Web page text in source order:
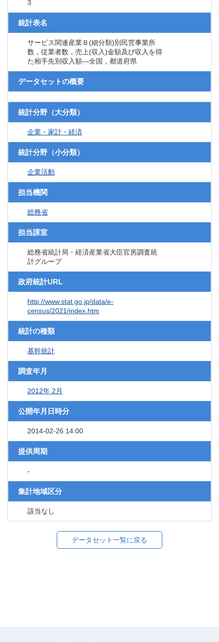
3
統計表名
サービス関連産業Ｂ(細分類)別民営事業所
数，従業者数，売上(収入)金額及び収入を得
た相手先別収入額―全国，都道府県
データセットの概要
統計分野（大分類）
企業・家計・経済
統計分野（小分類）
企業活動
担当機関
総務省
担当課室
総務省統計局・経済産業省大臣官房調査統
計グループ
政府統計URL
http://www.stat.go.jp/data/e-
census/2021/index.htm
統計の種類
基幹統計
調査年月
2012年 2月
公開年月日時分
2014-02-26 14:00
提供周期
-
集計地域区分
該当なし
データセット一覧に戻る